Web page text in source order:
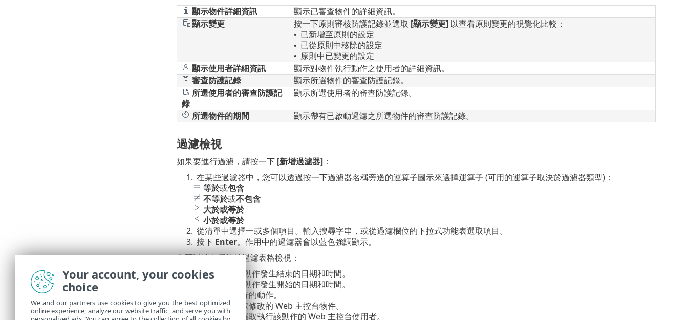
顯示物件詳細資訊
顯示已審查物件的詳細資訊。
顯示變更
按一下原則審核防護記錄並選取 [顯示變更]以查看原則變更的視覺化比較：
• 已新增至原則的設定
• 已從原則中移除的設定
• 原則中已變更的設定
顯示使用者詳細資訊
顯示對物件執行動作之使用者的詳細資訊。
審查防護記錄
顯示所選物件的審查防護記錄。
所選使用者的審查防護記
錄
顯示所選使用者的審查防護記錄。
所選物件的期間 顯示帶有已啟動過濾之所選物件的審查防護記錄。
過濾檢視
如果要進行過濾，請按一下 [新增過濾器]：
1. 在某些過濾器中，您可以透過按一下過濾器名稱旁邊的運算子圖示來選擇運算子 (可用的運算子取決於過濾器類型)：
等於或包含
不等於或不包含
大於或等於
小於或等於
2. 從清單中選擇一或多個項目。輸入搜尋字串，或從過濾欄位的下拉式功能表選取項目。
3. 按下 Enter。作用中的過濾器會以藍色強調顯示。
您可以按各種條件過濾表格檢視：
• <= 發生 - 設定動作發生結束的日期和時間。
- 設定動作發生開始的日期和時間。
- 選取執行的動作。
• 審查網域- 選取修改的 Web 主控台物件。
• 審查使用者 - 選取執行該動作的 Web 主控台使用者。
Your account, your cookies
choice
We and our partners use cookies to give you the best optimized
online experience, analyze our website traffic, and serve you with